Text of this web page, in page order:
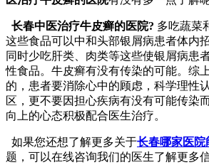
长春中医治疗牛皮癣的医院? 多吃蔬菜
这些食品可以中和头部银屑病患者体内
同时少吃肝类、肉类等这些使银屑病患
性食品。牛皮癣有没有传染的可能。综
的，患者要消除心中的顾虑，科学理性
区，更不要因担心疾病有没有可能传染
向上的心态积极配合医生治疗。
如果您还想了解更多关于长春哪家医院
题，可以在线咨询我们的医生了解更多